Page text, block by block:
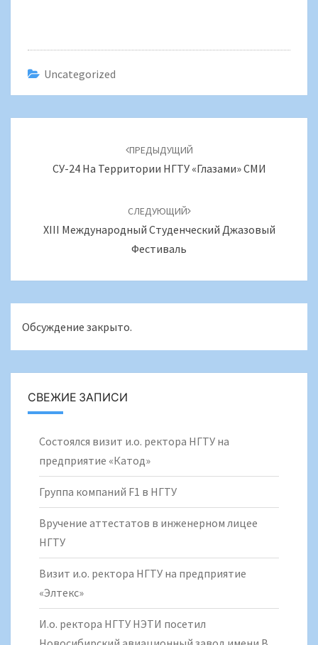
Uncategorized
записям
ПРЕДЫДУЩИЙ
СУ-24 На Территории НГТУ «глазами» СМИ
СЛЕДУЮЩИЙ
XIII Международный Студенческий Джазовый
Фестиваль
Обсуждение закрыто.
СВЕЖИЕ ЗАПИСИ
Состоялся визит и.о. ректора НГТУ на
предприятие «Катод»
Группа компаний F1 в НГТУ
Вручение аттестатов в инженерном лицее
НГТУ
Визит и.о. ректора НГТУ на предприятие
«Элтекс»
И.о. ректора НГТУ НЭТИ посетил